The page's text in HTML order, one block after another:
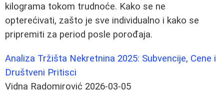
kilograma tokom trudnoće. Kako se ne
opterećivati, zašto je sve individualno i kako se
pripremiti za period posle porođaja.
Analiza Tržišta Nekretnina 2025: Subvencije, Cene i
Društveni Pritisci
Vidna Radomirović 2026-03-05